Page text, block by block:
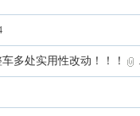
多处实用性改动！！！